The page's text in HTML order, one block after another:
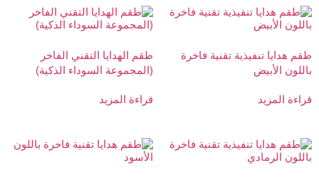
طقم هدايا تنفيذية تقنية فاخرة
باللون الأبيض
قراءة المزيد
طقم الهدايا التقني الفاخر
(المجموعة السوداء الذكية)
قراءة المزيد